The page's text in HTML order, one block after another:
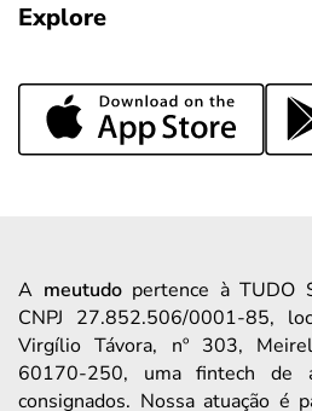
Explore
A meutudopertence à TUDO
CNPJ 27.852.506/0001-85,
Virgílio Távora, nº 303,
60170-250, uma fintech de
consignados. Nossa atuação é